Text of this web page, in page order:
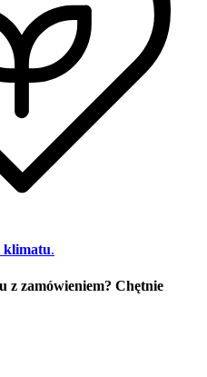
klimatu.
z zamówieniem? Chętnie